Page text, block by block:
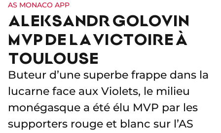
AS MONACO APP
ALEKSANDR GOLOVIN
MVP DE LA VICTOIRE À
TOULOUSE
Buteur d’une superbe frappe dans la
lucarne face aux Violets, le milieu
monégasque a été élu MVP par les
supporters rouge et blanc sur l’AS